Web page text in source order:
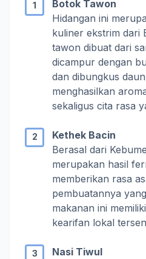
Botok Tawon
Hidangan ini
kuliner ekstrim dari
tawon dibuat dari
dicampur dengan
dan dibungkus
menghasilkan
sekaligus cita rasa
Kethek Bacin
Berasal dari
merupakan hasil
memberikan rasa
pembuatannya
makanan ini
kearifan lokal
Nasi Tiwul